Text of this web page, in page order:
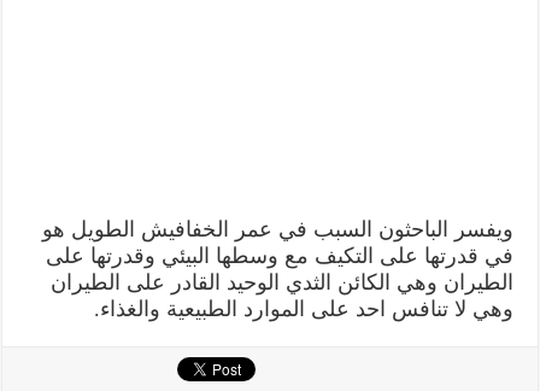
ويفسر الباحثون السبب في عمر الخفافيش الطويل هو
في قدرتها على التكيف مع وسطها البيئي وقدرتها على
الطيران وهي الكائن الثدي الوحيد القادر على الطيران
وهي لا تنافس احد على الموارد الطبيعية والغذاء.